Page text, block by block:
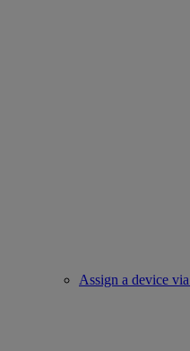
Assign a device